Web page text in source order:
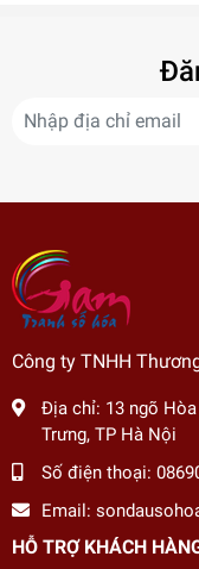
Công ty TNHH
Địa chỉ: 13 ngõ
Trưng, TP Hà Nội
Số điện thoại:
Email:
HỖ TRỢ KHÁCH